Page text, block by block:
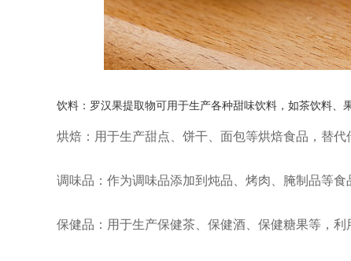
饮料：罗汉果提取物可用于生产各种甜味饮料，如茶饮料、
烘焙：用于生产甜点、饼干、面包等烘焙食品，替
调味品：作为调味品添加到炖品、烤肉、腌制品等食
保健品：用于生产保健茶、保健酒、保健糖果等，